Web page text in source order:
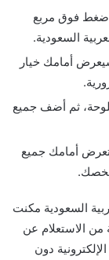
فوق مربع
السعودية.
أمامك خيار
ثم أضف جميع
أمامك جميع
تخصك.
السعودية مكنت
من الاستعلام عن
دون